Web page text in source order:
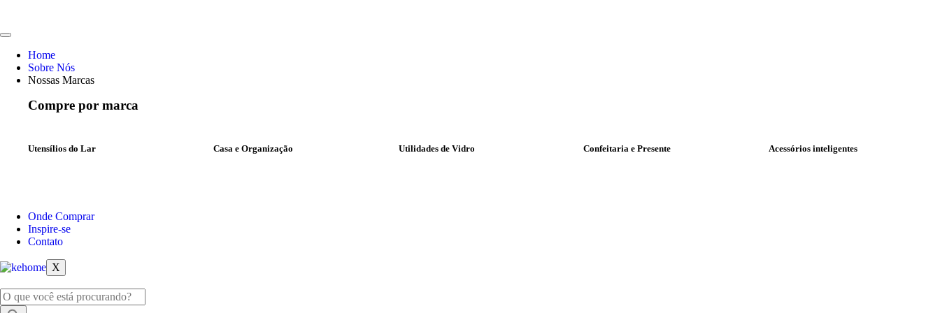
Home
Sobre Nós
Nossas Marcas
Compre por marca
Utensílios do Lar Casa e Organização Utilidades de Vidro Confeitaria e Presente Acessórios inteligentes
Onde Comprar
Inspire-se
Contato
X